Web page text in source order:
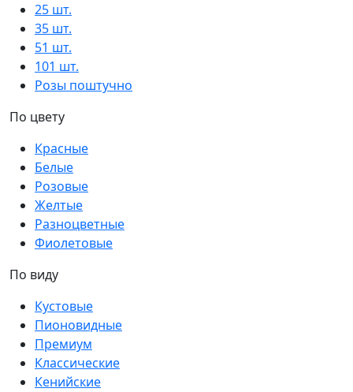
25 шт.
35 шт.
51 шт.
101 шт.
Розы поштучно
По цвету
Красные
Белые
Розовые
Желтые
Разноцветные
Фиолетовые
По виду
Кустовые
Пионовидные
Премиум
Классические
Кенийские